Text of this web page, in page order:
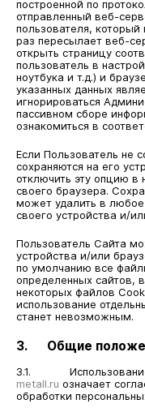
построенной по
отправленный веб-
пользователя,
раз пересылает веб-
открыть страницу
пользователь в
ноутбука и т.д.) и
указанных данных
игнорироваться
пассивном сборе
ознакомиться в
Если Пользователь не
сохраняются на его
отключить эту опцию в
своего браузера.
может удалить в
своего устройства и/
Пользователь Сайта
устройства и/или
по умолчанию все
определенных сайтов,
некоторых файлов
использование
станет невозможным.
3. Общие
3.1. Использование
metall.ru означает
обработки